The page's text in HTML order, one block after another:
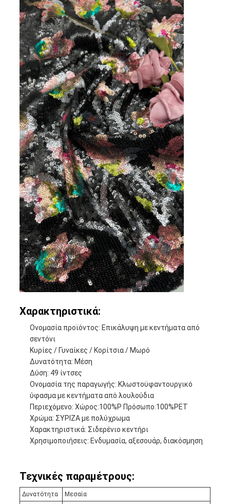
Χαρακτηριστικά:
Ονομασία προϊόντος: Επικάλυψη με κεντήματα από
σεντόνι
Κυρίες / Γυναίκες / Κορίτσια / Μωρό
Δυνατότητα: Μέση
Δύση: 49 ίντσες
Ονομασία της παραγωγής: Κλωστοϋφαντουργικό
ύφασμα με κεντήματα από λουλούδια
Περιεχόμενο: Χώρος:100%P Πρόσωπο:100%PET
Χρώμα: ΣΥΡΙΖΑ με πολύχρωμα
Χαρακτηριστικά: Σιδερένιο κεντήρι
Χρησιμοποιήσεις: Ενδυμασία, αξεσουάρ, διακόσμηση
Τεχνικές παραμέτρους:
Δυνατότητα Μεσαία